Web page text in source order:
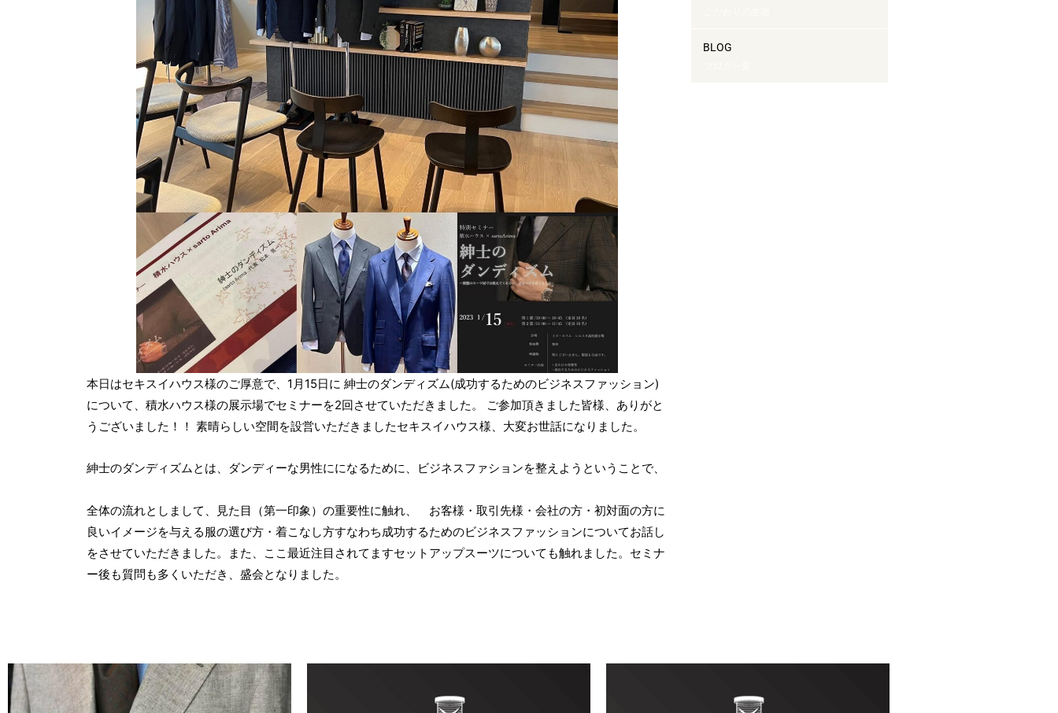
本日はセキスイハウス様のご厚意で、1月15日に 紳士のダンディズム(成功するためのビジネスファッション)
について、積水ハウス様の展示場でセミナーを2回させていただきました。 ご参加頂きました皆様、ありがと
うございました！！ 素晴らしい空間を設営いただきましたセキスイハウス様、大変お世話になりました。
紳士のダンディズムとは、ダンディーな男性にになるために、ビジネスファションを整えようということで、
全体の流れとしまして、見た目（第一印象）の重要性に触れ、 お客様・取引先様・会社の方・初対面の方に
良いイメージを与える服の選び方・着こなし方すなわち成功するためのビジネスファッションについてお話し
をさせていただきました。また、ここ最近注目されてますセットアップスーツについても触れました。セミナ
ー後も質問も多くいただき、盛会となりました。
BLOG